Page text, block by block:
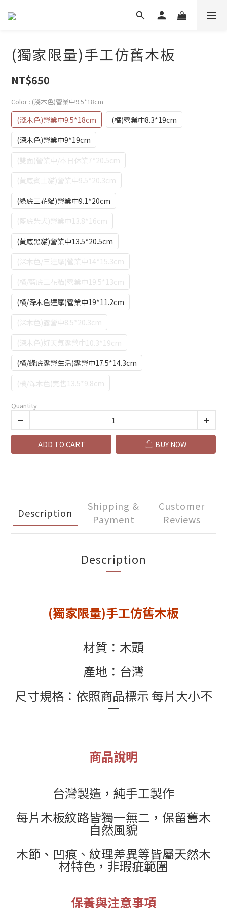
(獨家限量)手工仿舊木板
NT$650
Color : (淺木色)營業中9.5*18cm
(淺木色)營業中9.5*18cm
(橘)營業中8.3*19cm
(深木色)營業中9*19cm
(雙面)營業中/本日休業7*20.5cm
(黃底賓士貓)營業中9.5*20.3cm
(綠底三花貓)營業中9.1*20cm
(藍底柴犬)營業中13.8*16cm
(黃底黑貓)營業中13.5*20.5cm
(深木色/三達摩)營業中14*15.3cm
(橫/藍底三花貓)營業中19.5*13cm
(橫/深木色達摩)營業中19*11.2cm
(深木色)露營中8.5*20.3cm
(深木色)好天氣露營中10.3*19cm
(橫/綠底露營生活)露營中17.5*14.3cm
(橫/深木色)完售13.5*9.8cm
Quantity
ADD TO CART BUY NOW
Description
Shipping &
Payment
Customer
Reviews
Description
(獨家限量)手工仿舊木板
材質：木頭
產地：台灣
尺寸規格：依照商品標示 每片大小不
一
商品說明
台灣製造，純手工製作
每片木板紋路皆獨一無二，保留舊木
自然風貌
木節、凹痕、紋理差異等皆屬天然木
材特色，非瑕疵範圍
保養與注意事項